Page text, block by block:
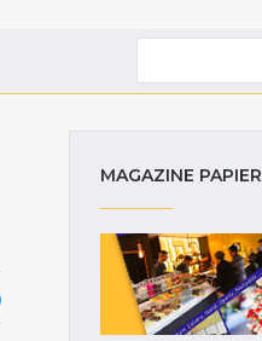
MAGAZINE PAPIER